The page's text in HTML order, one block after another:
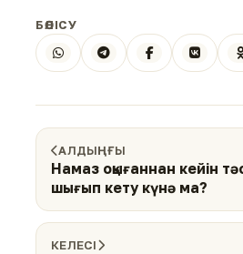
БӨЛІСУ
АЛДЫҢҒЫ
Намаз оқығаннан кейін
шығып кету күнә ма?
КЕЛЕСІ